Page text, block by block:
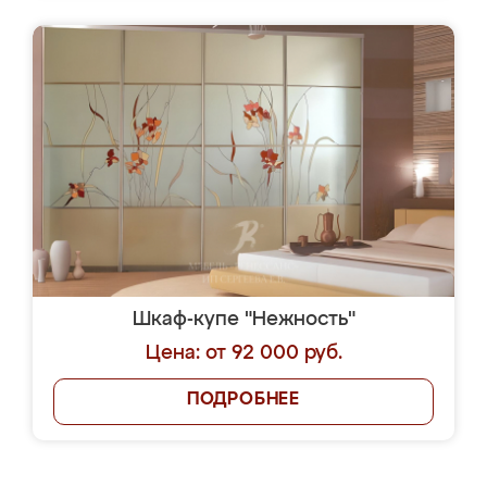
Шкаф-купе "Нежность"
Цена: от 92 000 руб.
ПОДРОБНЕЕ